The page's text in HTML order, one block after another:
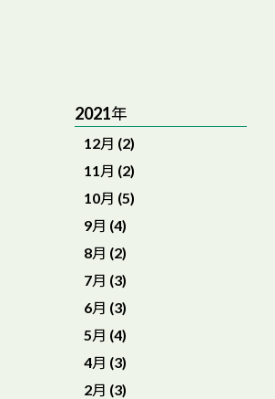
2021年
12月 (2)
11月 (2)
10月 (5)
9月 (4)
8月 (2)
7月 (3)
6月 (3)
5月 (4)
4月 (3)
2月 (3)